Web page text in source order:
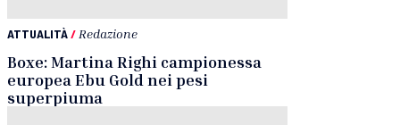
ATTUALITÀ/ Redazione
Boxe: Martina Righi campionessa
europea Ebu Gold nei pesi
superpiuma